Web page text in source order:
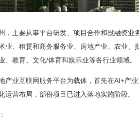
，主要从事平台研发、项目合作和投融资业务
业、租赁和商务服务业、房地产业、农业
、教育、文化/体育和娱乐业等各行业领域。
产业互联网服务平台为载体，首先在AI+产
运营布局，部份项目已进入落地实施阶段。